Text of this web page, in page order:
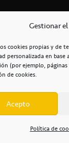
Gestionar
cookies propias y de
personalizada en
(por ejemplo,
de cookies.
Acepto
Política de
/